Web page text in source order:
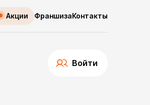
Акции ФраншизаКонтакты
Войти